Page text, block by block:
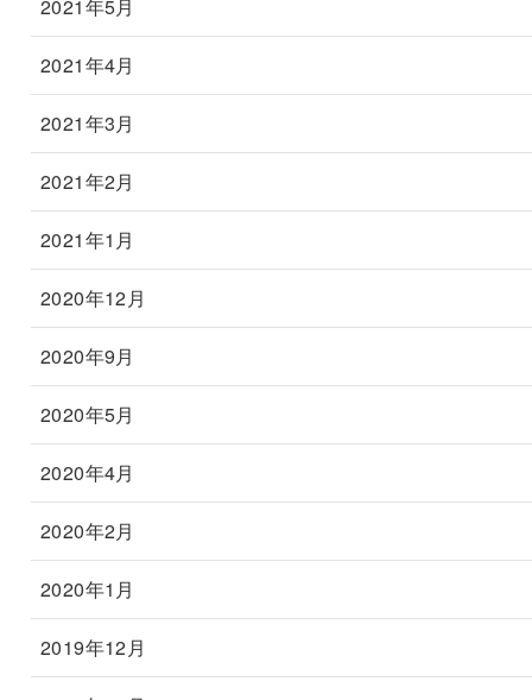
2021年5月
2021年4月
2021年3月
2021年2月
2021年1月
2020年12月
2020年9月
2020年5月
2020年4月
2020年2月
2020年1月
2019年12月